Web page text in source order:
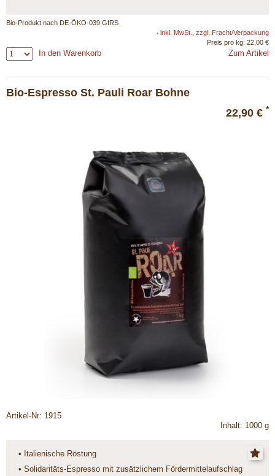
Bio-Produkt nach DE-ÖKO-039 GfRS
* inkl. MwSt., zzgl. Fracht/Verpackung
Preis pro kg: 22,00 €
In den Warenkorb Zum Artikel
Bio-Espresso St. Pauli Roar Bohne
22,90 € *
Artikel-Nr: 1915
Inhalt: 1000 g
• Italienische Röstung
• Solidaritäts-Espresso mit zusätzlichem Fördermittelaufschlag